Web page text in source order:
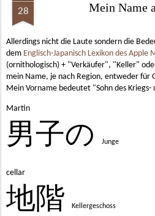
28 Mein Name
Allerdings nicht die Laute sondern die
dem Englisch-Japanisch Lexikon des Apple
(ornithologisch) + "Verkäufer", "Keller"
mein Name, je nach Region, entweder für
Mein Vorname bedeutet "Sohn des
Martin
男子の Junge
cellar
地階 Kellergeschoss